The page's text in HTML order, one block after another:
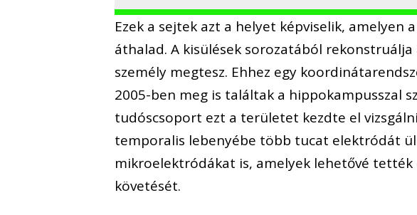
Ezek a sejtek azt a helyet képviselik, amelyen
áthalad. A kisülések sorozatából
személy megtesz. Ehhez egy
2005-ben meg is találtak a hippokampusszal
tudóscsoport ezt a területet kezdte el
temporalis lebenyébe több tucat elektródát
mikroelektródákat is, amelyek lehetővé
követését.